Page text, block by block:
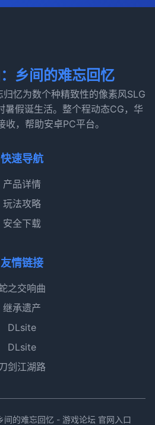
乡间的难忘回忆
忆为数个种精致性的像素风SLG
暑假诞生活。整个程动态CG，华
收，帮助安卓PC平台。
快速导航
产品详情
玩法攻略
安全下载
友情链接
之交响曲
继承遗产
DLsite
DLsite
剑江湖路
的难忘回忆 - 游戏论坛 官网入口